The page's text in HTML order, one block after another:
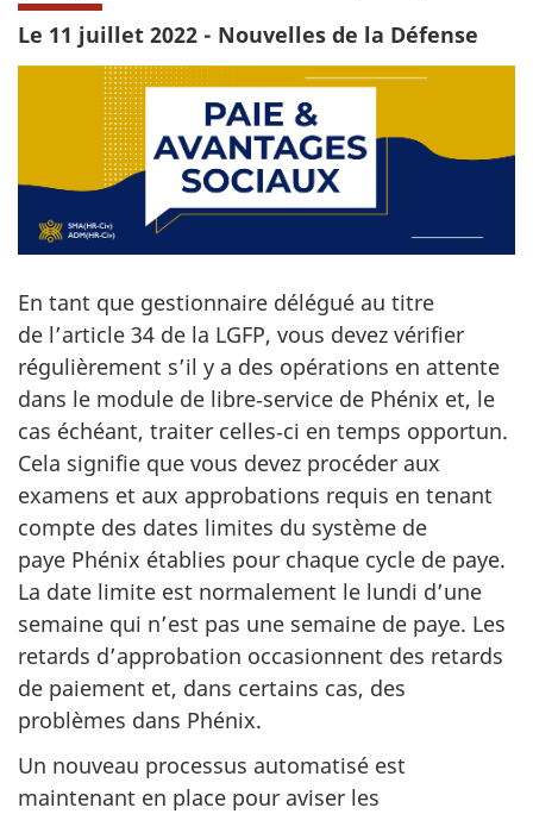
Le 11 juillet 2022 - Nouvelles de la Défense
En tant que gestionnaire délégué au titre
de l’article 34 de la LGFP, vous devez vérifier
régulièrement s’il y a des opérations en attente
dans le module de libre‑service de Phénix et, le
cas échéant, traiter celles‑ci en temps opportun.
Cela signifie que vous devez procéder aux
examens et aux approbations requis en tenant
compte des dates limites du système de
paye Phénix établies pour chaque cycle de paye.
La date limite est normalement le lundi d’une
semaine qui n’est pas une semaine de paye. Les
retards d’approbation occasionnent des retards
de paiement et, dans certains cas, des
problèmes dans Phénix.
Un nouveau processus automatisé est
maintenant en place pour aviser les